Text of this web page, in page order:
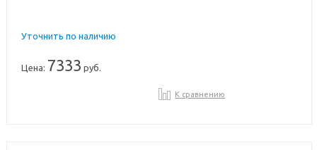
Уточнить по наличию
Цена: 7333 руб.
К сравнению